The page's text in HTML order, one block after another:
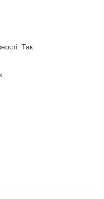
Так